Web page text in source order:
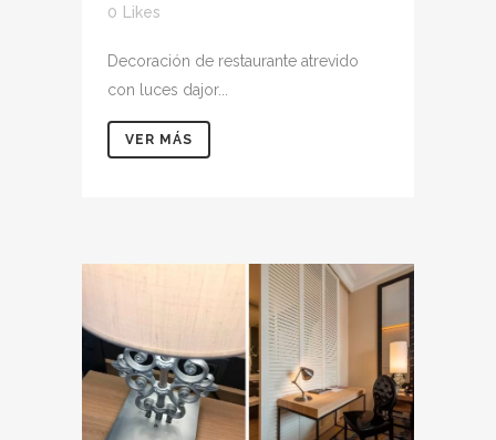
0
Likes
Decoración de restaurante atrevido
con luces dajor...
VER MÁS